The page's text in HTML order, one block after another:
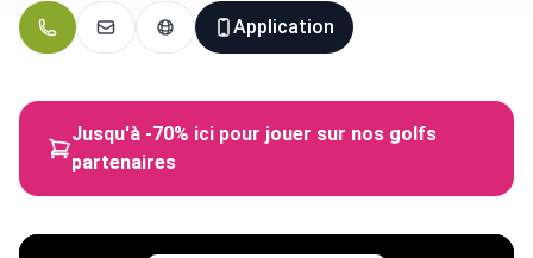
Application
Jusqu'à -70% ici pour jouer sur nos golfs
partenaires